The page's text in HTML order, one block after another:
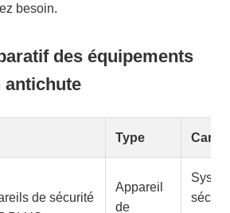
besoin.
des équipements
antichute
Type
de sécurité
Appareil
de